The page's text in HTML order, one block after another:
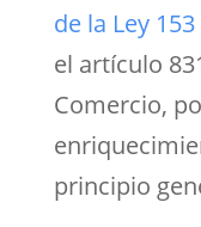
de la Ley
el artículo
Comercio,
principio